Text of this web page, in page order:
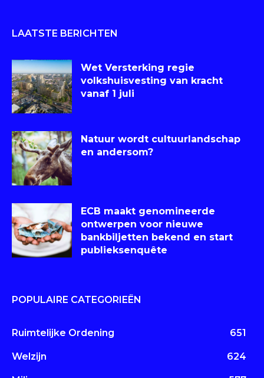
LAATSTE BERICHTEN
Wet Versterking regie
volkshuisvesting van kracht
vanaf 1 juli
Natuur wordt cultuurlandschap
en andersom?
ECB maakt genomineerde
ontwerpen voor nieuwe
bankbiljetten bekend en start
publieksenquête
POPULAIRE CATEGORIEËN
Ruimtelijke Ordening 651
Welzijn 624